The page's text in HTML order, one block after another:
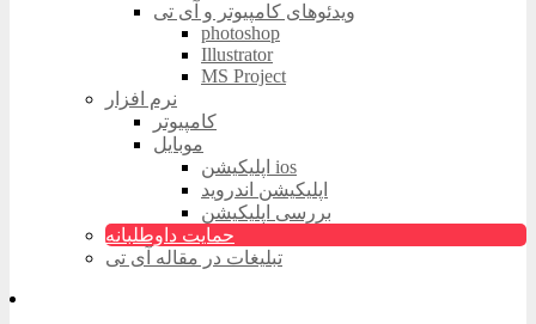
ویدئوهای کامپیوتر و آی تی
photoshop
Illustrator
MS Project
نرم افزار
کامپیوتر
موبایل
اپلیکیشن ios
اپلیکیشن اندروید
بررسی اپلیکیشن
حمایت داوطلبانه
تبلیغات در مقاله آی تی